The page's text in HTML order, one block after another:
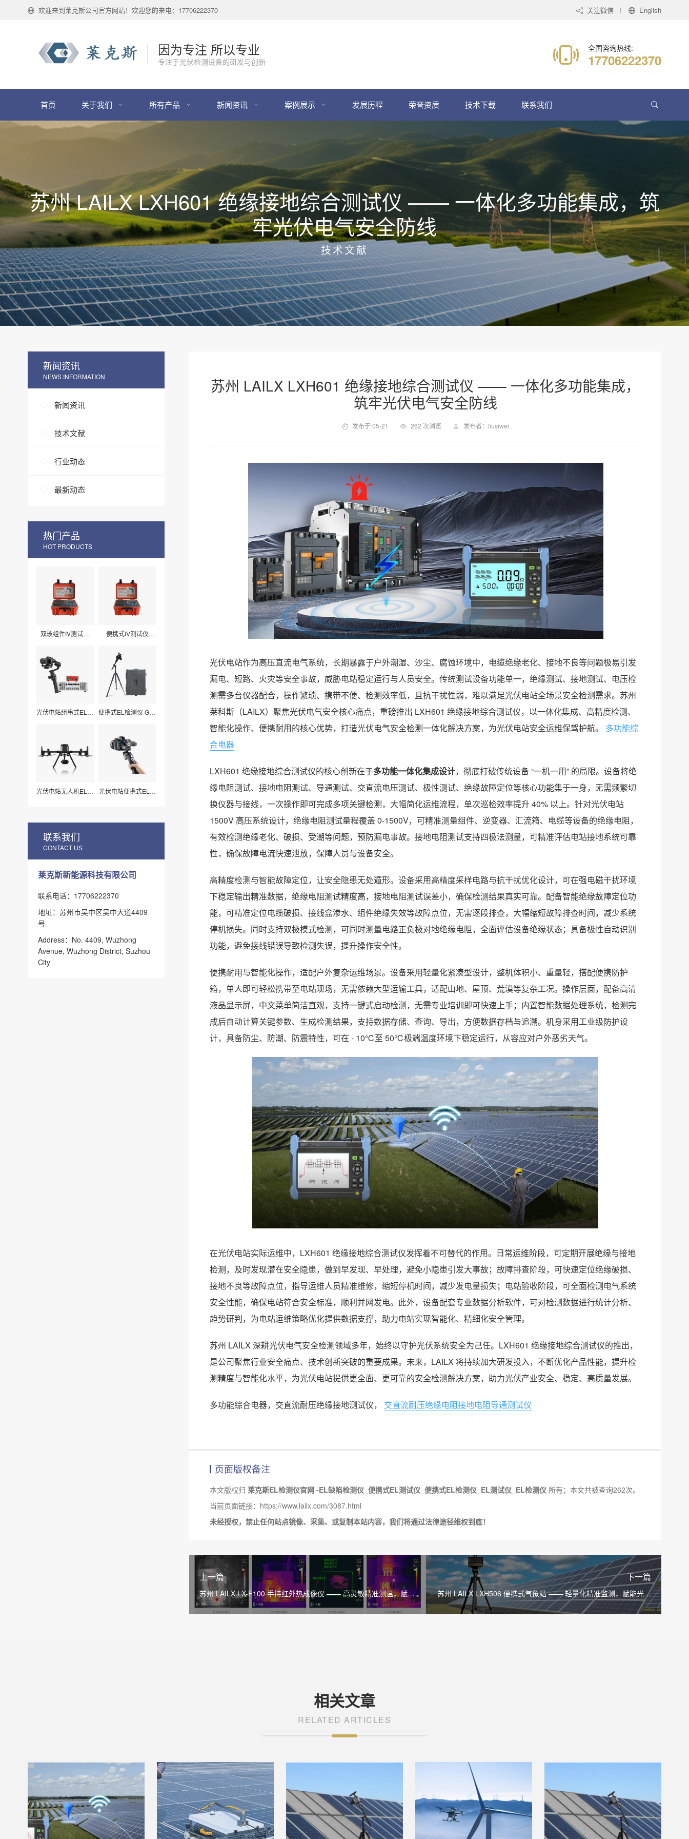
欢迎来到莱克斯公司官方网站！欢迎您的来电：17706222370 关注微信 English
因为专注 所以专业
专注于光伏检测设备的研发与创新
全国咨询热线:
17706222370
首页 关于我们 所有产品 新闻资讯 案例展示 发展历程 荣誉资质 技术下载 联系我们
苏州 LAILX LXH601 绝缘接地综合测试仪 —— 一体化多功能集成，筑
牢光伏电气安全防线
技术文献
新闻资讯
NEWS INFORMATION
新闻资讯
技术文献
行业动态
最新动态
热门产品
HOT PRODUCTS
双玻组件IV测试仪
便携式IV测试仪
光伏电站组串式EL检
便携式EL检测仪 G50
光伏电站无人机EL扫
光伏电站便携式EL检
联系我们
CONTACT US
莱克斯新能源科技有限公司
联系电话：17706222370
地址：苏州市吴中区吴中大道4409
号
Address：No. 4409, Wuzhong
Avenue, Wuzhong District, Suzhou
City
苏州 LAILX LXH601 绝缘接地综合测试仪 —— 一体化多功能集成，
筑牢光伏电气安全防线
发布于 05-21 262 次浏览 发布者：liusiwei
光伏电站作为高压直流电气系统，长期暴露于户外潮湿、沙尘、腐蚀环境中，电缆绝缘老化、接地不良等问题极易引发
漏电、短路、火灾等安全事故，威胁电站稳定运行与人员安全。传统测试设备功能单一，绝缘测试、接地测试、电压检
测需多台仪器配合，操作繁琐、携带不便、检测效率低，且抗干扰性弱，难以满足光伏电站全场景安全检测需求。苏州
莱科斯（LAILX）聚焦光伏电气安全核心痛点，重磅推出 LXH601 绝缘接地综合测试仪，以一体化集成、高精度检测、
智能化操作、便携耐用的核心优势，打造光伏电气安全检测一体化解决方案，为光伏电站安全运维保驾护航。
多功能综
合电器
LXH601 绝缘接地综合测试仪的核心创新在于多功能一体化集成设计，彻底打破传统设备 “一机一用” 的局限。设备将绝
缘电阻测试、接地电阻测试、导通测试、交直流电压测试、极性测试、绝缘故障定位等核心功能集于一身，无需频繁切
换仪器与接线，一次操作即可完成多项关键检测，大幅简化运维流程，单次巡检效率提升 40% 以上。针对光伏电站
1500V 高压系统设计，绝缘电阻测试量程覆盖 0-1500V，可精准测量组件、逆变器、汇流箱、电缆等设备的绝缘电阻，
有效检测绝缘老化、破损、受潮等问题，预防漏电事故。接地电阻测试支持四极法测量，可精准评估电站接地系统可靠
性，确保故障电流快速泄放，保障人员与设备安全。
高精度检测与智能故障定位，让安全隐患无处遁形。设备采用高精度采样电路与抗干扰优化设计，可在强电磁干扰环境
下稳定输出精准数据，绝缘电阻测试精度高，接地电阻测试误差小，确保检测结果真实可靠。配备智能绝缘故障定位功
能，可精准定位电缆破损、接线盒渗水、组件绝缘失效等故障点位，无需逐段排查，大幅缩短故障排查时间，减少系统
停机损失。同时支持双极模式检测，可同时测量电路正负极对地绝缘电阻，全面评估设备绝缘状态；具备极性自动识别
功能，避免接线错误导致检测失误，提升操作安全性。
便携耐用与智能化操作，适配户外复杂运维场景。设备采用轻量化紧凑型设计，整机体积小、重量轻，搭配便携防护
箱，单人即可轻松携带至电站现场，无需依赖大型运输工具，适配山地、屋顶、荒漠等复杂工况。操作层面，配备高清
液晶显示屏，中文菜单简洁直观，支持一键式启动检测，无需专业培训即可快速上手；内置智能数据处理系统，检测完
成后自动计算关键参数、生成检测结果，支持数据存储、查询、导出，方便数据存档与追溯。机身采用工业级防护设
计，具备防尘、防潮、防震特性，可在 - 10℃至 50℃极端温度环境下稳定运行，从容应对户外恶劣天气。
在光伏电站实际运维中，LXH601 绝缘接地综合测试仪发挥着不可替代的作用。日常运维阶段，可定期开展绝缘与接地
检测，及时发现潜在安全隐患，做到早发现、早处理，避免小隐患引发大事故；故障排查阶段，可快速定位绝缘破损、
接地不良等故障点位，指导运维人员精准维修，缩短停机时间，减少发电量损失；电站验收阶段，可全面检测电气系统
安全性能，确保电站符合安全标准，顺利并网发电。此外，设备配套专业数据分析软件，可对检测数据进行统计分析、
趋势研判，为电站运维策略优化提供数据支撑，助力电站实现智能化、精细化安全管理。
苏州 LAILX 深耕光伏电气安全检测领域多年，始终以守护光伏系统安全为己任。LXH601 绝缘接地综合测试仪的推出，
是公司聚焦行业安全痛点、技术创新突破的重要成果。未来，LAILX 将持续加大研发投入，不断优化产品性能，提升检
测精度与智能化水平，为光伏电站提供更全面、更可靠的安全检测解决方案，助力光伏产业安全、稳定、高质量发展。
多功能综合电器，交直流耐压绝缘接地测试仪， 交直流耐压绝缘电阻接地电阻导通测试仪
页面版权备注
本文版权归 莱克斯EL检测仪官网 -EL缺陷检测仪_便携式EL测试仪_便携式EL检测仪_EL测试仪_EL检测仪 所有；本文共被查询262次。
当前页面链接：https://www.lailx.com/3087.html
未经授权，禁止任何站点镜像、采集、或复制本站内容，我们将通过法律途径维权到底！
上一篇
苏州 LAILX LX-F100 手持红外热成像仪 —— 高灵敏精准测温，赋能
多场景智能检测
下一篇
苏州 LAILX LXH506 便携式气象站 —— 轻量化精准监测，赋能光伏
电站智能运维与数据决策
相关文章
RELATED ARTICLES